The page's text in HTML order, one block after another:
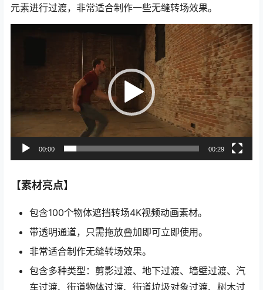
元素进行过渡，非常适合制作一些无缝转场效果。
00:00 00:29
【素材亮点】
包含100个物体遮挡转场4K视频动画素材。
带透明通道，只需拖放叠加即可立即使用。
非常适合制作无缝转场效果。
包含多种类型：剪影过渡、地下过渡、墙壁过渡、汽
车过渡、街道物体过渡、街道垃圾对象过渡、树木过